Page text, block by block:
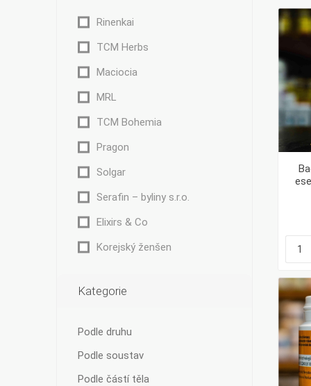
Ecce Vita
Ostatní
Rinenkai
TCM Herbs
Maciocia
MRL
TCM Bohemia
Pragon
Solgar
Serafin – byliny s.r.o.
Elixirs & Co
Korejský ženšen
Kategorie
Podle druhu
Podle soustav
Podle částí těla